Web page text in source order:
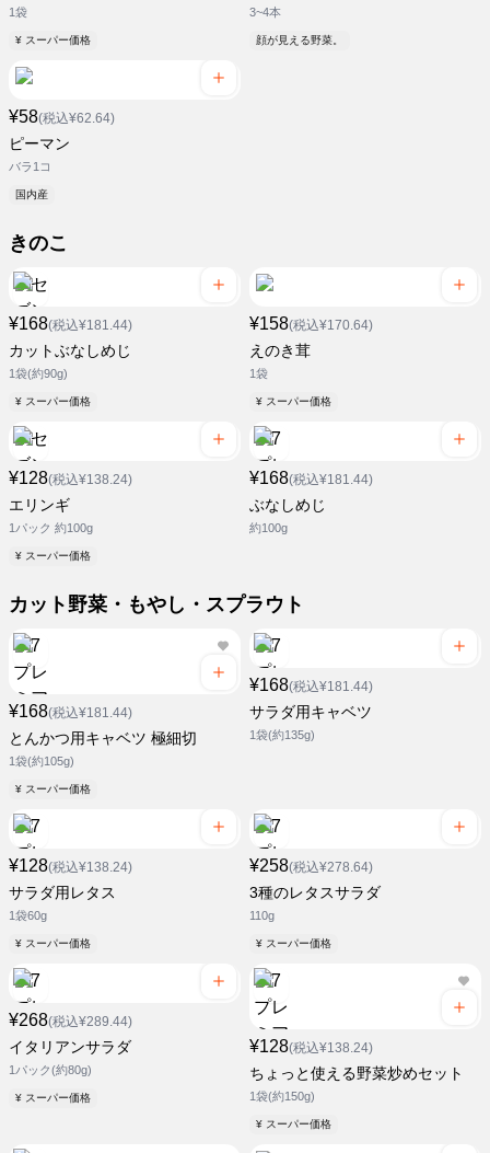
1袋
¥ スーパー価格
3~4本
顔が見える野菜。
¥58(税込¥62.64)
ピーマン
バラ1コ
国内産
きのこ
¥168(税込¥181.44)
カットぶなしめじ
1袋(約90g)
¥ スーパー価格
¥158(税込¥170.64)
えのき茸
1袋
¥ スーパー価格
¥128(税込¥138.24)
エリンギ
1パック 約100g
¥ スーパー価格
¥168(税込¥181.44)
ぶなしめじ
約100g
カット野菜・もやし・スプラウト
¥168(税込¥181.44)
とんかつ用キャベツ 極細切
1袋(約105g)
¥ スーパー価格
¥168(税込¥181.44)
サラダ用キャベツ
1袋(約135g)
¥128(税込¥138.24)
サラダ用レタス
1袋60g
¥ スーパー価格
¥258(税込¥278.64)
3種のレタスサラダ
110g
¥ スーパー価格
¥268(税込¥289.44)
イタリアンサラダ
1パック(約80g)
¥ スーパー価格
¥128(税込¥138.24)
ちょっと使える野菜炒めセット
1袋(約150g)
¥ スーパー価格